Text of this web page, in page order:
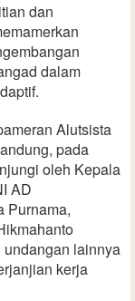
dan
dalam
Alutsista
pada
oleh Kepala
AD
Purnama,
undangan lainnya
kerja